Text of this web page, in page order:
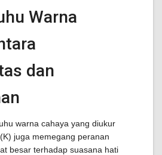
Warna
dan
warna cahaya yang diukur
juga memegang peranan
besar terhadap suasana hati